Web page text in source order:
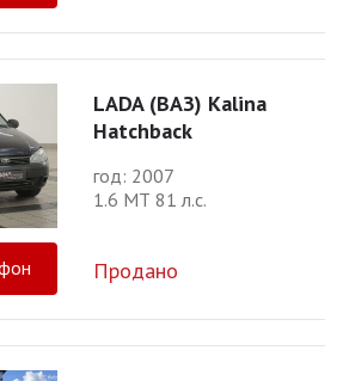
LADA (ВАЗ) Kalina
Hatchback
год: 2007
1.6 МТ 81 л.с.
Продано